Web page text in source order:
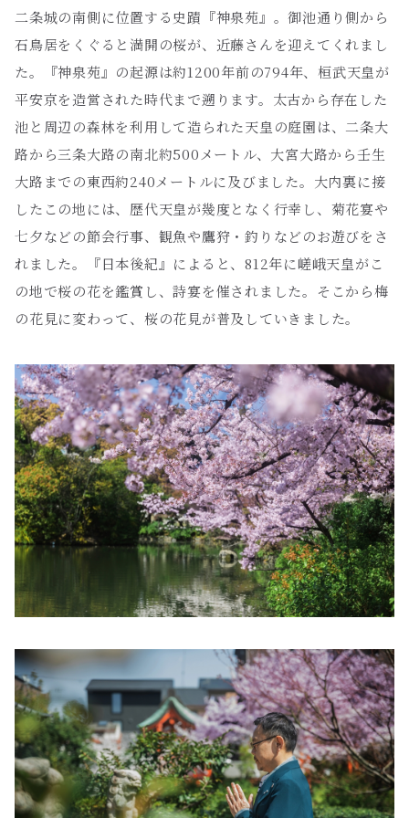
二条城の南側に位置する史蹟『神泉苑』。御池通り側から
石鳥居をくぐると満開の桜が、近藤さんを迎えてくれまし
た。『神泉苑』の起源は約1200年前の794年、桓武天皇が
平安京を造営された時代まで遡ります。太古から存在した
池と周辺の森林を利用して造られた天皇の庭園は、二条大
路から三条大路の南北約500メートル、大宮大路から壬生
大路までの東西約240メートルに及びました。大内裏に接
したこの地には、歴代天皇が幾度となく行幸し、菊花宴や
七夕などの節会行事、観魚や鷹狩・釣りなどのお遊びをさ
れました。『日本後紀』によると、812年に嵯峨天皇がこ
の地で桜の花を鑑賞し、詩宴を催されました。そこから梅
の花見に変わって、桜の花見が普及していきました。